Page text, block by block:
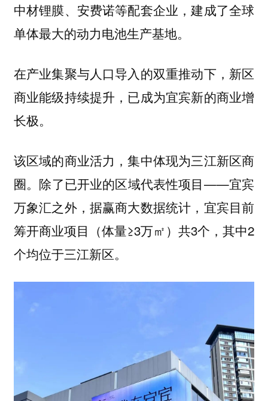
中材锂膜、安费诺等配套企业，建成了全球
单体最大的动力电池生产基地。
在产业集聚与人口导入的双重推动下，新区
商业能级持续提升，已成为宜宾新的商业增
长极。
该区域的商业活力，集中体现为三江新区商
圈。除了已开业的区域代表性项目——宜宾
万象汇之外，据赢商大数据统计，宜宾目前
筹开商业项目（体量≥3万㎡）共3个，其中2
个均位于三江新区。